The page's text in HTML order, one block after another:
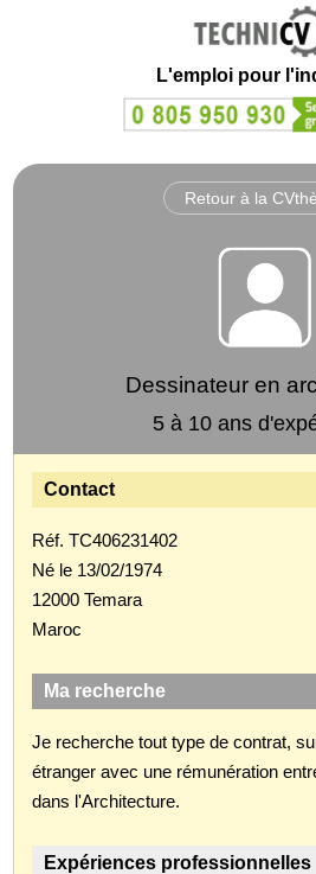
L'emploi pour
Retour à la
Dessinateur en
5 à 10 ans
Contact
Réf. TC406231402
Né le 13/02/1974
12000 Temara
Maroc
Ma recherche
Je recherche tout type de contrat,
étranger avec une rémunération
dans l'Architecture.
Expériences professionnelles